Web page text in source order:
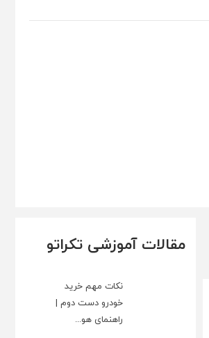
مقالات آموزشی تکراتو
نکات مهم خرید
خودرو دست دوم |
راهنمای هو...